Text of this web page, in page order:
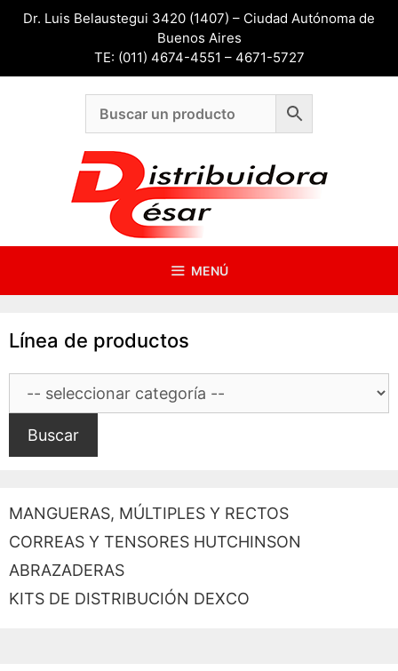
SaltarDr. Luis Belaustegui 3420 (1407) – Ciudad Autónoma de
Buenos Aires
TE: (011) 4674-4551 – 4671-5727
MENÚ
Línea de productos
Buscar
MANGUERAS, MÚLTIPLES Y RECTOS
CORREAS Y TENSORES HUTCHINSON
ABRAZADERAS
KITS DE DISTRIBUCIÓN DEXCO